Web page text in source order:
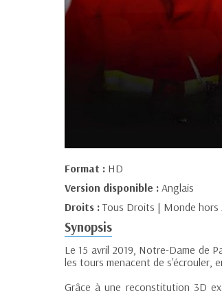
Format : HD
Version disponible : Anglais
Droits :Tous Droits | Monde hors
Synopsis
Le 15 avril 2019, Notre-Dame de
les tours menacent de s'écrouler,
Grâce à une reconstitution 3D